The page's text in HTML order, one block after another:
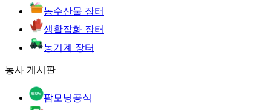
농수산물 장터
생활잡화 장터
농기계 장터
농사 게시판
팜모닝공식